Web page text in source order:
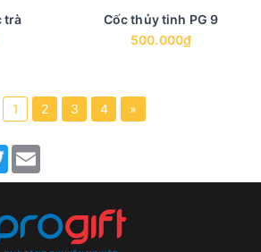
trà
Cốc thủy tinh PG 9
500.000₫
1 2 3 4 »
Twitter